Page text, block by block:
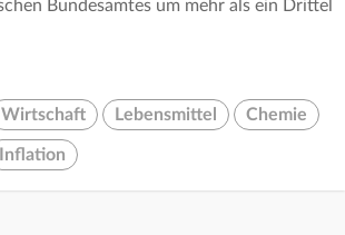
Bundesamtes um mehr als ein Drittel
Wirtschaft Lebensmittel Chemie
Inflation